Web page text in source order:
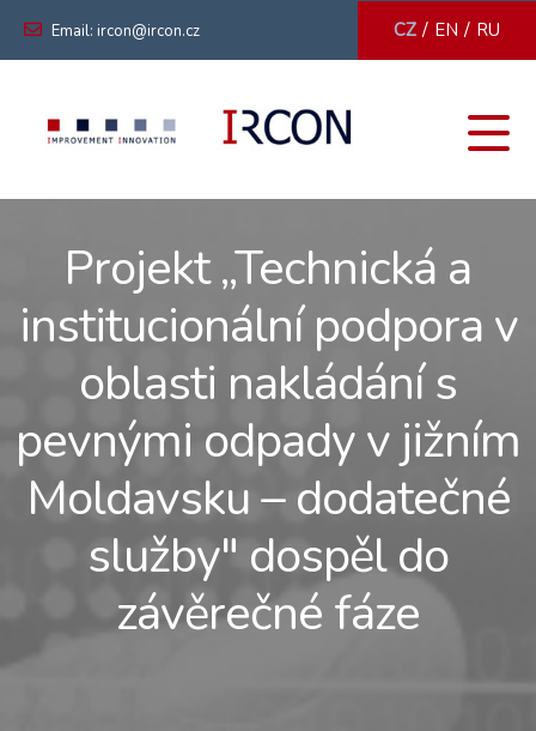
Email: ircon@ircon.cz CZ / EN / RU
Projekt „Technická a
institucionální podpora v
oblasti nakládání s
pevnými odpady v jižním
Moldavsku – dodatečné
služby" dospěl do
závěrečné fáze